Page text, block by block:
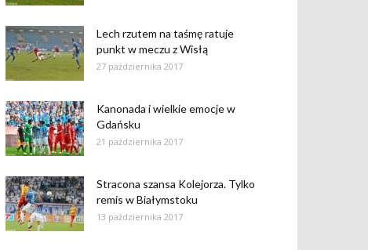
Lech rzutem na taśmę ratuje
punkt w meczu z Wisłą
27 października 2017
Kanonada i wielkie emocje w
Gdańsku
21 października 2017
Stracona szansa Kolejorza. Tylko
remis w Białymstoku
13 października 2017